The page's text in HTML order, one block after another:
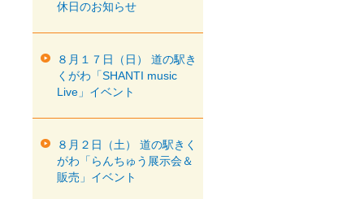
休日のお知らせ
８月１７日（日） 道の駅き
くがわ「SHANTI music
Live」イベント
８月２日（土） 道の駅きく
がわ「らんちゅう展示会＆
販売」イベント